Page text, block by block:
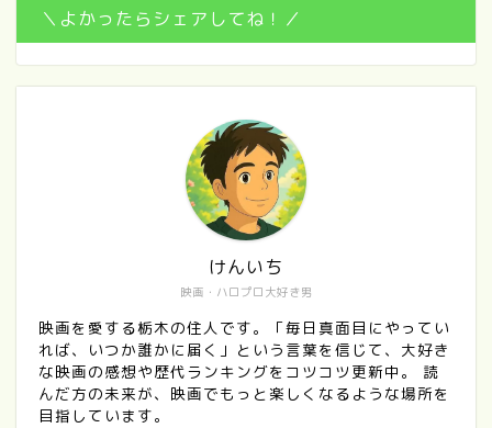
＼よかったらシェアしてね！／
映画・ハロプロ大好き男
けんいち
映画を愛する栃木の住人です。「毎日真面目にやってい
れば、いつか誰かに届く」という言葉を信じて、大好き
な映画の感想や歴代ランキングをコツコツ更新中。 読
んだ方の未来が、映画でもっと楽しくなるような場所を
目指しています。